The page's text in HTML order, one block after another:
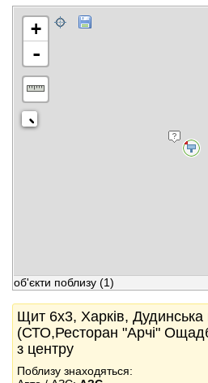
+
-
об'єкти поблизу (1)
Щит 6x3, Харків,
(СТО,Ресторан "Арчі"
з центру
Поблизу знаходяться: